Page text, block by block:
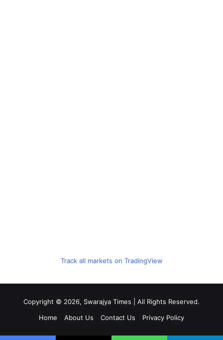
Track all markets on TradingView
Copyright © 2026, Swarajya Times | All Rights Reserved.
Home
About Us Contact Us Privacy Policy